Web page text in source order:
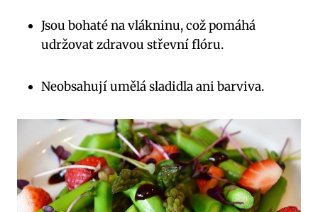
Jsou ⁣bohaté na vlákninu, což pomáhá
udržovat zdravou střevní flóru.
Neobsahují umělá sladidla⁣ ani⁤ barviva.